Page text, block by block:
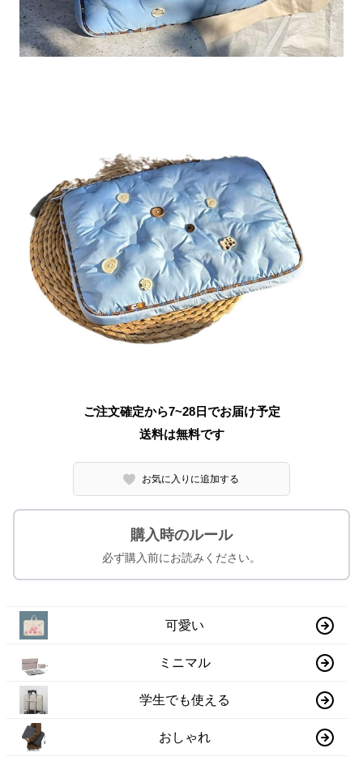
ご注文確定から7~28日でお届け予定
送料は無料です
お気に入りに追加する
購入時のルール
必ず購入前にお読みください。
可愛い
ミニマル
学生でも使える
おしゃれ